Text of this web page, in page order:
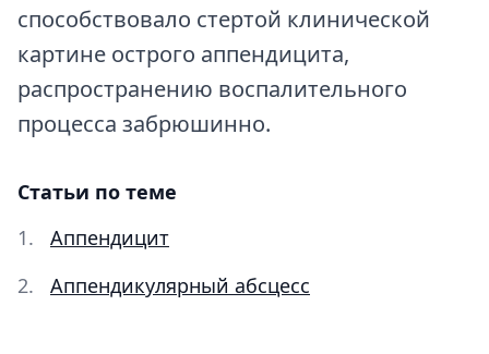
способствовало стертой клинической
картине острого аппендицита,
распространению воспалительного
процесса забрюшинно.
Статьи по теме
Аппендицит
Аппендикулярный абсцесс